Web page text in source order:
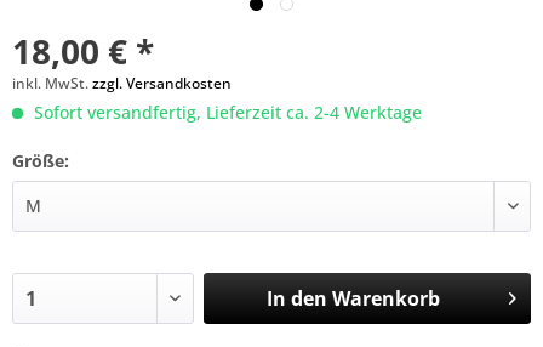
18,00 € *
inkl. MwSt.zzgl. Versandkosten
Sofort versandfertig, Lieferzeit ca. 2-4 Werktage
Größe:
In den Warenkorb